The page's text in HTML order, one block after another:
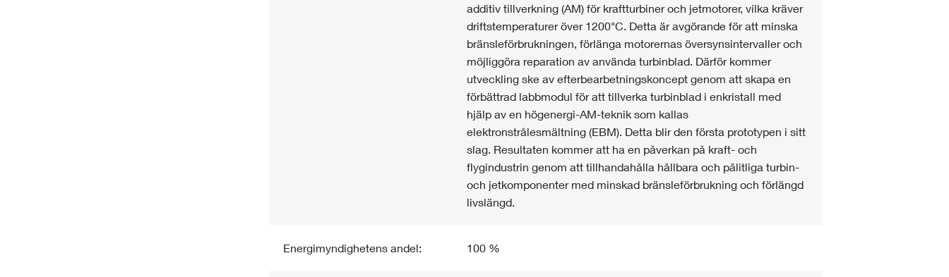
additiv tillverkning (AM) för kraftturbiner och jetmotorer, vilka kräver
driftstemperaturer över 1200°C. Detta är avgörande för att minska
bränsleförbrukningen, förlänga motorernas översynsintervaller och
möjliggöra reparation av använda turbinblad. Därför kommer
utveckling ske av efterbearbetningskoncept genom att skapa en
förbättrad labbmodul för att tillverka turbinblad i enkristall med
hjälp av en högenergi-AM-teknik som kallas
elektronstrålesmältning (EBM). Detta blir den första prototypen i sitt
slag. Resultaten kommer att ha en påverkan på kraft- och
flygindustrin genom att tillhandahålla hållbara och pålitliga turbin-
och jetkomponenter med minskad bränsleförbrukning och förlängd
livslängd.
Energimyndighetens andel: 100 %